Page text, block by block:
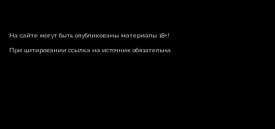
На сайте могут быть опубликованы материалы 18+!
При цитировании ссылка на источник обязательна.